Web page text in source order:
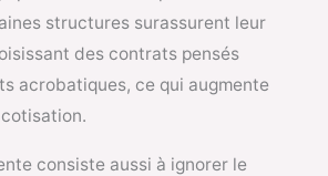
structures surassurent leur
des contrats pensés
acrobatiques, ce qui augmente
consiste aussi à ignorer le